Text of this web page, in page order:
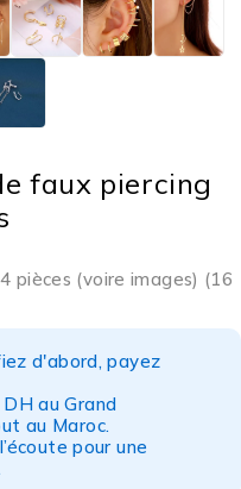
faux piercing
pièces (voire images) (16
d'abord, payez
au Grand
au Maroc.
pour une